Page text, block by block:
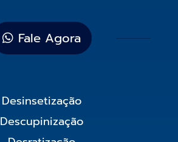
Fale Agora
Desinsetização
Descupinização